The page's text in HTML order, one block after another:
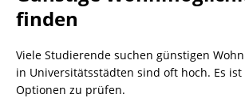
finden
Viele Studierende suchen günstigen
in Universitätsstädten sind oft hoch. Es
Optionen zu prüfen.